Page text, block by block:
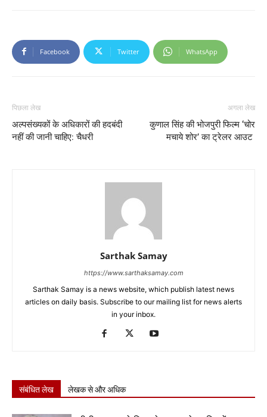
Facebook Twitter WhatsApp
पिछला लेख
अल्पसंख्यकों के अधिकारों की हदबंदी
नहीं की जानी चाहिए: चैधरी
अगला लेख
कुणाल सिंह की भोजपुरी फिल्‍म ‘चोर
मचाये शोर’ का ट्रेलर आउट
Sarthak Samay
https://www.sarthaksamay.com
Sarthak Samay is a news website, which publish latest news
articles on daily basis. Subscribe to our mailing list for news alerts
in your inbox.
संबंधित लेख लेखक से और अधिक